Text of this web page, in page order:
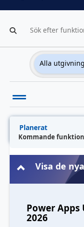
Alla
Kommande
Visa de
Power
2026